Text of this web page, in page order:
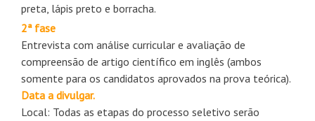
preta, lápis preto e borracha.
2ª fase
Entrevista com análise curricular e avaliação de
compreensão de artigo científico em inglês (ambos
somente para os candidatos aprovados na prova teórica).
Data a divulgar.
Local: Todas as etapas do processo seletivo serão